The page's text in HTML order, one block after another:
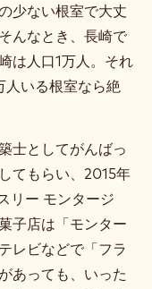
少ない根室で大丈
んなとき、長崎で
は人口1万人。それ
人いる根室なら絶
士としてがんばっ
てもらい、2015年
リー モンタージ
子店は「モンター
レビなどで「フラ
あっても、いった